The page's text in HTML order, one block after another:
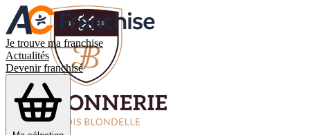
Je trouve ma franchise
Actualités
Devenir franchisé